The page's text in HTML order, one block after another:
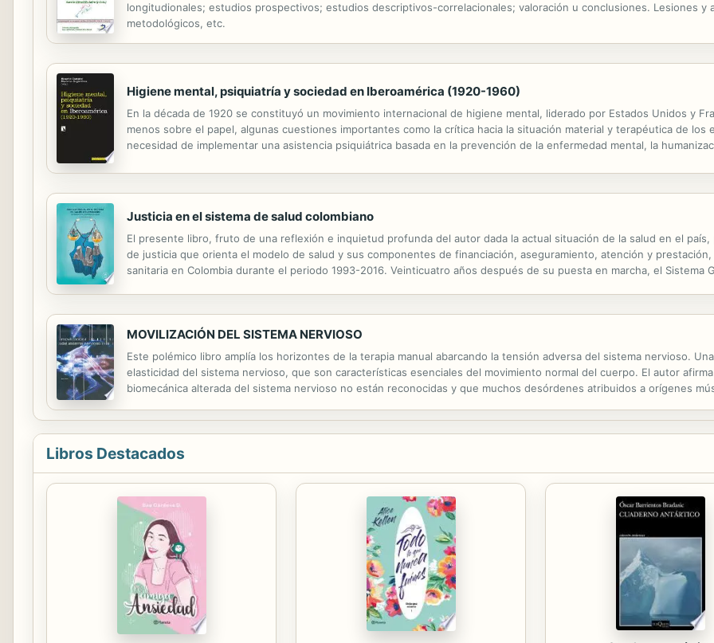
longitudionales; estudios prospectivos; estudios descriptivos-correlacionales; valoración u conclusiones. Lesiones y
metodológicos, etc.
Higiene mental, psiquiatría y sociedad en Iberoamérica (1920-1960)
En la década de 1920 se constituyó un movimiento internacional de higiene mental, liderado por Estados Unidos y
menos sobre el papel, algunas cuestiones importantes como la crítica hacia la situación material y terapéutica de los
necesidad de implementar una asistencia psiquiátrica basada en la prevención de la enfermedad mental, la
Justicia en el sistema de salud colombiano
El presente libro, fruto de una reflexión e inquietud profunda del autor dada la actual situación de la salud en el
de justicia que orienta el modelo de salud y sus componentes de financiación, aseguramiento, atención y
sanitaria en Colombia durante el periodo 1993-2016. Veinticuatro años después de su puesta en marcha, el Sistema
MOVILIZACIÓN DEL SISTEMA NERVIOSO
Este polémico libro amplía los horizontes de la terapia manual abarcando la tensión adversa del sistema nervioso.
elasticidad del sistema nervioso, que son características esenciales del movimiento normal del cuerpo. El autor
biomecánica alterada del sistema nervioso no están reconocidas y que muchos desórdenes atribuidos a orígenes
Libros Destacados